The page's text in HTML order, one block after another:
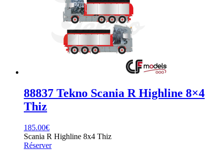
88837 Tekno Scania R Highline 8×4
Thiz
185.00€
Scania R Highline 8x4 Thiz
Réserver